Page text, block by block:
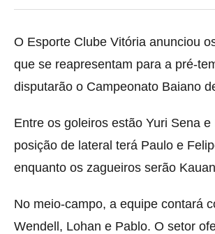
O Esporte Clube Vitória anunciou
que se reapresentam para a pré-
disputarão o Campeonato Baiano
Entre os goleiros estão Yuri Sena e
posição de lateral terá Paulo e
enquanto os zagueiros serão
No meio-campo, a equipe contará
Wendell, Lohan e Pablo. O setor